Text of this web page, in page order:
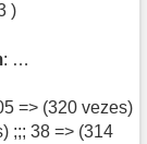
)
: …
=> (320 vezes)
;;; 38 => (314